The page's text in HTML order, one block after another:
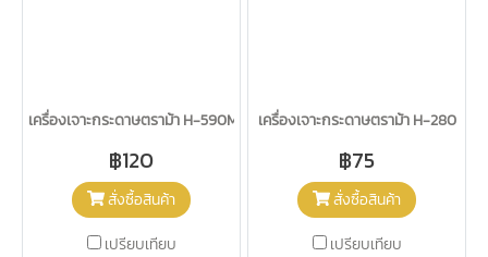
เครื่องเจาะกระดาษตราม้า H-590M
฿120
สั่งซื้อสินค้า
เปรียบเทียบ
เครื่องเจาะกระดาษตราม้า H-280
฿75
สั่งซื้อสินค้า
เปรียบเทียบ